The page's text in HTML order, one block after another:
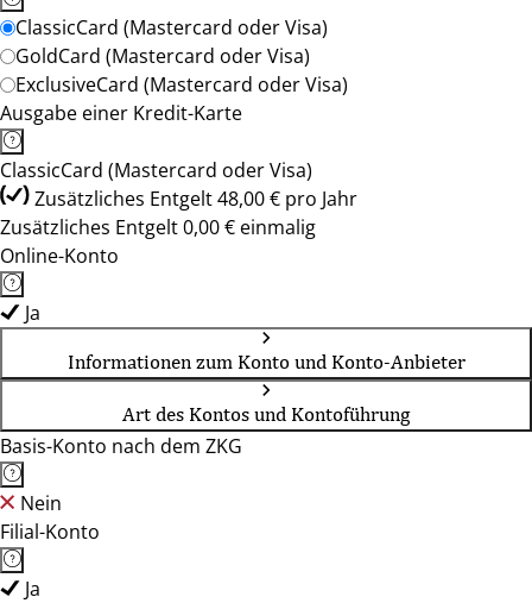
ClassicCard (Mastercard oder Visa)
GoldCard (Mastercard oder Visa)
ExclusiveCard (Mastercard oder Visa)
Ausgabe einer Kredit-Karte
ClassicCard (Mastercard oder Visa)
Zusätzliches Entgelt 48,00 € pro Jahr
Zusätzliches Entgelt 0,00 € einmalig
Online-Konto
Ja
Informationen zum Konto und Konto-Anbieter
Art des Kontos und Kontoführung
Basis-Konto nach dem ZKG
Nein
Filial-Konto
Ja